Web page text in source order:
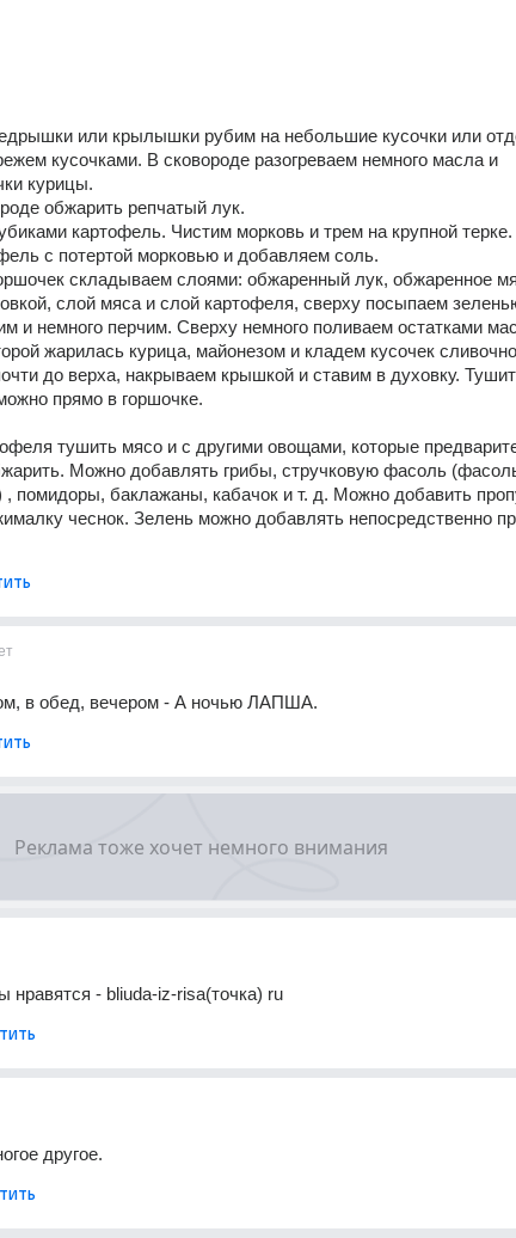
или крылышки рубим на небольшие кусочки или
кусочками. В сковороде разогреваем немного масла и
курицы.
обжарить репчатый лук.
картофель. Чистим морковь и трем на крупной терке.
с потертой морковью и добавляем соль.
складываем слоями: обжаренный лук, обжаренное
слой мяса и слой картофеля, сверху посыпаем
и немного перчим. Сверху немного поливаем остатками
до верха, накрываем крышкой и ставим в духовку.
прямо в горшочке.
тушить мясо и с другими овощами, которые
Можно добавлять грибы, стручковую фасоль
, помидоры, баклажаны, кабачок и т. д. Можно добавить
чеснок. Зелень можно добавлять непосредственно
в обед, вечером - А ночью ЛАПША.
нравятся - bliuda-iz-risa(точка) ru
другое.